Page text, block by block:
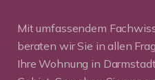
Mit umfassendem
beraten wir Sie in allen
Ihre Wohnung in